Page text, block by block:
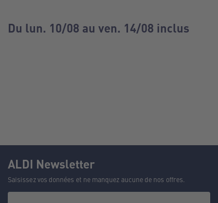
Du lun. 10/08 au ven. 14/08 inclus
ALDI Newsletter
Saisissez vos données et ne manquez aucune de nos offres.